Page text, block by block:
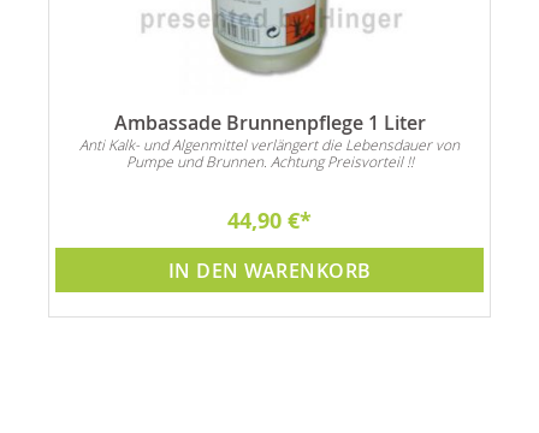
Ambassade Brunnenpflege 1 Liter
Anti Kalk- und Algenmittel verlängert die Lebensdauer von
Pumpe und Brunnen. Achtung Preisvorteil !!
44,90 €
IN DEN WARENKORB